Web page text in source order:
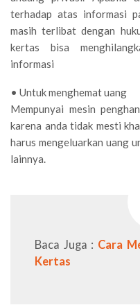
terhadap atas informasi
masih terlibat dengan
kertas bisa
informasi
• Untuk menghemat uang
Mempunyai mesin
karena anda tidak mesti
harus mengeluarkan uang
lainnya.
Baca Juga : Cara
Kertas